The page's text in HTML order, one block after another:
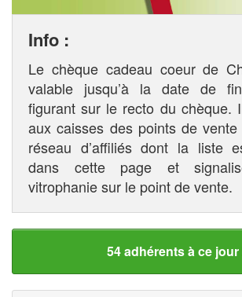
Info :
Le chèque cadeau coeur de
valable jusqu’à la date de
figurant sur le recto du chèque.
aux caisses des points de
réseau d’affiliés dont la liste
dans cette page et
vitrophanie sur le point de vente.
54 adhérents à ce jour